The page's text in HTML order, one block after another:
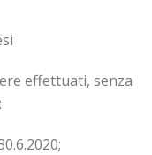
effettuati, senza